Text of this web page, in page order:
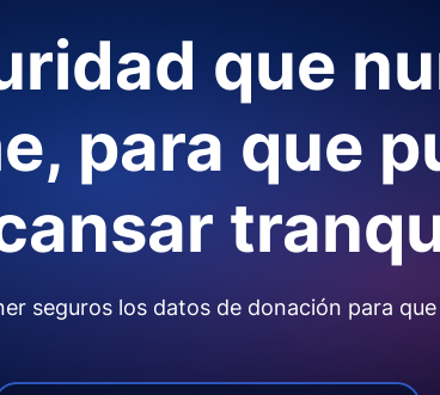
que
para que
seguros los datos de donación para